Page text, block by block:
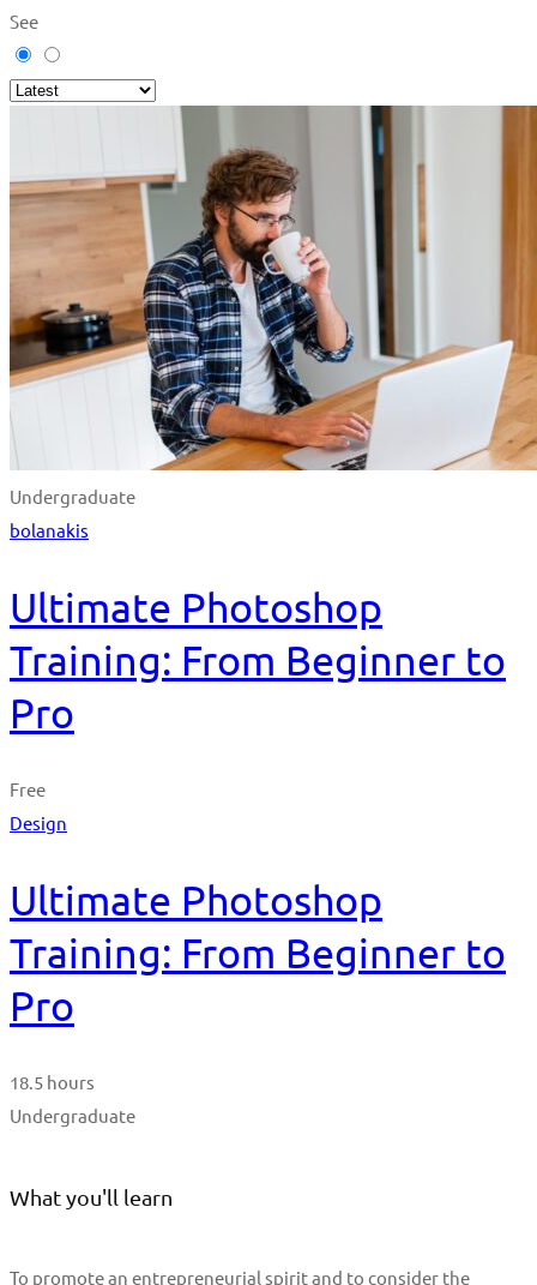
See
Undergraduate
bolanakis
Ultimate Photoshop
Training: From Beginner to
Pro
Free
Design
Ultimate Photoshop
Training: From Beginner to
Pro
18.5 hours
Undergraduate
What you'll learn
To promote an entrepreneurial spirit and to consider the